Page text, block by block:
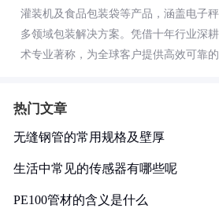
灌装机及食品包装袋等产品，涵盖电子
多领域包装解决方案。凭借十年行业深
术专业著称，为全球客户提供高效可靠的
热门文章
无缝钢管的常用规格及壁厚
生活中常见的传感器有哪些呢
PE100管材的含义是什么